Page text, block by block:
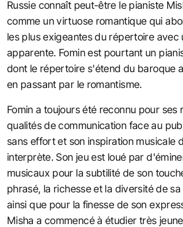
Russie connaît peut-être le pianiste
comme un virtuose romantique qui
les plus exigeantes du répertoire avec
apparente. Fomin est pourtant un
dont le répertoire s'étend du baroque
en passant par le romantisme.
Fomin a toujours été reconnu pour ses
qualités de communication face au
sans effort et son inspiration musicale
interprète. Son jeu est loué par
musicaux pour la subtilité de son
phrasé, la richesse et la diversité de
ainsi que pour la finesse de son
Misha a commencé à étudier très